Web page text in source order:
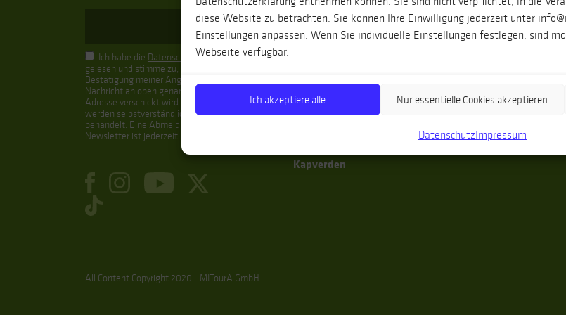
diese Website zu betrachten. Sie können Ihre Einwilligung jederzeit unter
Einstellungen anpassen. Wenn Sie individuelle Einstellungen festlegen, sind
Webseite verfügbar.
Ich akzeptiere alle Nur essentielle Cookies akzeptieren
DatenschutzImpressum
Ich habe die Datenschutzhinweise
gelesen und stimme zu, dass zur
Bestätigung meiner Angaben eine
Nachricht an oben genannte E-Mail-
Adresse verschickt wird. Ihre Daten
werden selbstverständlich vertraulich
behandelt. Eine Abmeldung vom
Newsletter ist jederzeit möglich.
Spanien
Kanaren
Nordspanien
Kapverden
Gruppenreisen
Individualreisen
Winter
Herbst
All Content Copyright 2020 - MITourA GmbH